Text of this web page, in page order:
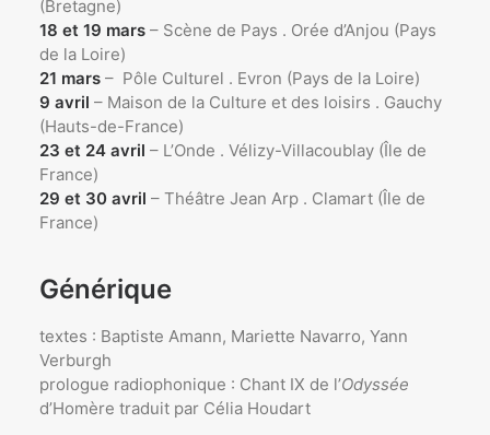
(Bretagne)
18 et 19 mars – Scène de Pays . Orée d’Anjou (Pays
de la Loire)
21 mars – Pôle Culturel . Evron (Pays de la Loire)
9 avril – Maison de la Culture et des loisirs . Gauchy
(Hauts-de-France)
23 et 24 avril – L’Onde . Vélizy-Villacoublay (Île de
France)
29 et 30 avril – Théâtre Jean Arp . Clamart (Île de
France)
Générique
textes : Baptiste Amann, Mariette Navarro, Yann
Verburgh
prologue radiophonique : Chant IX de l’Odyssée
d’Homère traduit par Célia Houdart